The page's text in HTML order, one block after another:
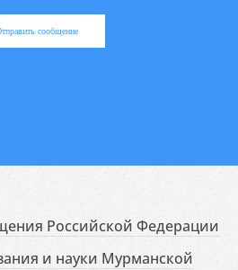
сообщение
Российской Федерации
и науки Мурманской